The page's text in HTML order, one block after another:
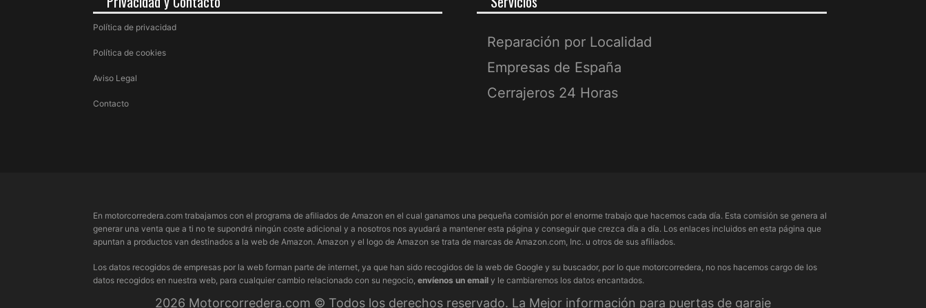
Política de privacidad
Política de cookies
Aviso Legal
Contacto
Reparación por Localidad
Empresas de España
Cerrajeros 24 Horas
En motorcorredera.com trabajamos con el programa de afiliados de Amazon en el cual ganamos una pequeña comisión por el enorme trabajo que hacemos cada día. Esta comisión se genera al
generar una venta que a ti no te supondrá ningún coste adicional y a nosotros nos ayudará a mantener esta página y conseguir que crezca día a día. Los enlaces incluidos en esta página que
apuntan a productos van destinados a la web de Amazon. Amazon y el logo de Amazon se trata de marcas de Amazon.com, Inc. u otros de sus afiliados.
Los datos recogidos de empresas por la web forman parte de internet, ya que han sido recogidos de la web de Google y su buscador, por lo que motorcorredera, no nos hacemos cargo de los
datos recogidos en nuestra web, para cualquier cambio relacionado con su negocio, envíenos un email y le cambiaremos los datos encantados.
2026 Motorcorredera.com © Todos los derechos reservado. La Mejor información para puertas de garaje